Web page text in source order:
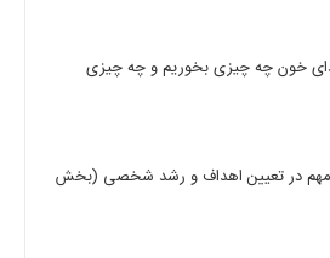
خون چه چیزی بخوریم و چه چیزی
مهم در تعیین اهداف و رشد شخصی (بخش